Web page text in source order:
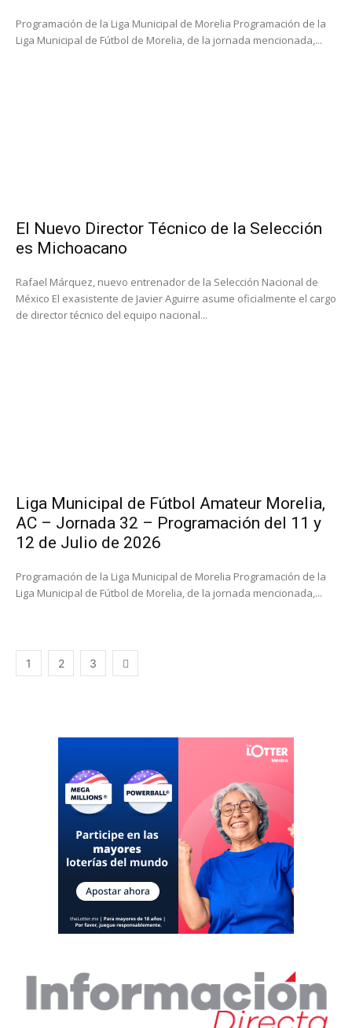
Programación de la Liga Municipal de Morelia Programación de la
Liga Municipal de Fútbol de Morelia, de la jornada mencionada,...
El Nuevo Director Técnico de la Selección
es Michoacano
Rafael Márquez, nuevo entrenador de la Selección Nacional de
México El exasistente de Javier Aguirre asume oficialmente el cargo
de director técnico del equipo nacional...
Liga Municipal de Fútbol Amateur Morelia,
AC – Jornada 32 – Programación del 11 y
12 de Julio de 2026
Programación de la Liga Municipal de Morelia Programación de la
Liga Municipal de Fútbol de Morelia, de la jornada mencionada,...
1 2 3